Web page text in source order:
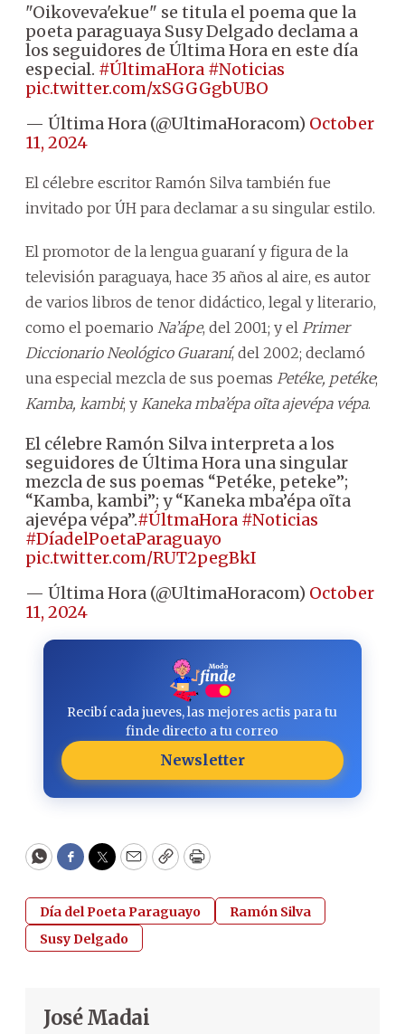
"Oikoveva'ekue" se titula el poema que la
poeta paraguaya Susy Delgado declama a
los seguidores de Última Hora en este día
especial. #ÚltimaHora #Noticias
pic.twitter.com/xSGGGgbUBO
— Última Hora (@UltimaHoracom) October
11, 2024
El célebre escritor Ramón Silva también fue
invitado por ÚH para declamar a su singular estilo.
El promotor de la lengua guaraní y figura de la
televisión paraguaya, hace 35 años al aire, es autor
de varios libros de tenor didáctico, legal y literario,
como el poemario Na’ápe, del 2001; y el Primer
Diccionario Neológico Guaraní, del 2002; declamó
una especial mezcla de sus poemas Petéke, petéke;
Kamba, kambi; y Kaneka mba’épa oĩta ajevépa vépa.
El célebre Ramón Silva interpreta a los
seguidores de Última Hora una singular
mezcla de sus poemas “Petéke, peteke”;
“Kamba, kambi”; y “Kaneka mba’épa oĩta
ajevépa vépa”.#ÚltmaHora #Noticias
#DíadelPoetaParaguayo
pic.twitter.com/RUT2pegBkI
— Última Hora (@UltimaHoracom) October
11, 2024
Recibí cada jueves, las mejores actis para tu
finde directo a tu correo
Newsletter
WhatsApp
Facebook
Twitter
EmailCopyPrint
Día del Poeta Paraguayo
Ramón Silva
Susy Delgado
José Madai